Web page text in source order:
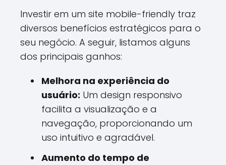
Investir em um site mobile-friendly traz
diversos benefícios estratégicos para o
seu negócio. A seguir, listamos alguns
dos principais ganhos:
Melhora na experiência do
usuário: Um design responsivo
facilita a visualização e a
navegação, proporcionando um
uso intuitivo e agradável.
Aumento do tempo de